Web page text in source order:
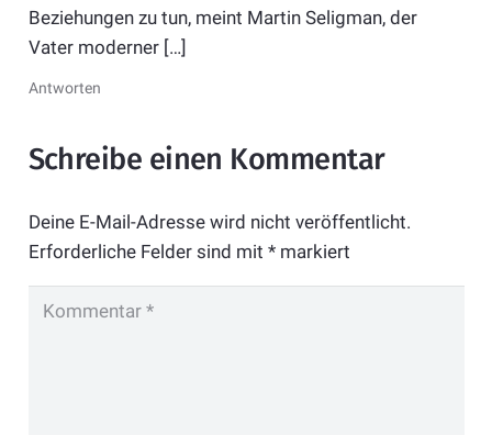
Beziehungen zu tun, meint Martin Seligman, der
Vater moderner […]
Antworten
Schreibe einen Kommentar
Deine E-Mail-Adresse wird nicht veröffentlicht.
Erforderliche Felder sind mit *markiert